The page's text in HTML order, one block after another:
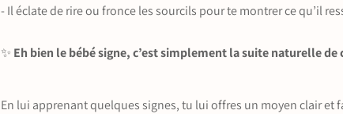
- Il éclate de rire ou fronce les sourcils pour te montrer ce qu’il
✨ Eh bien le bébé signe, c’est simplement la suite naturelle
En lui apprenant quelques signes, tu lui offres un moyen clair